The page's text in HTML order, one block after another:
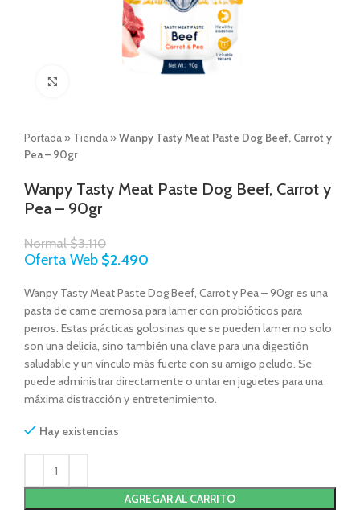
Portada » Tienda »Wanpy Tasty Meat Paste Dog Beef, Carrot y
Pea – 90gr
Wanpy Tasty Meat Paste Dog Beef, Carrot y
Pea – 90gr
Normal$3.110
Oferta Web $2.490
Wanpy Tasty Meat Paste Dog Beef, Carrot y Pea – 90gr es una
pasta de carne cremosa para lamer con probióticos para
perros. Estas prácticas golosinas que se pueden lamer no solo
son una delicia, sino también una clave para una digestión
saludable y un vínculo más fuerte con su amigo peludo. Se
puede administrar directamente o untar en juguetes para una
máxima distracción y entretenimiento.
Hay existencias
AGREGAR AL CARRITO